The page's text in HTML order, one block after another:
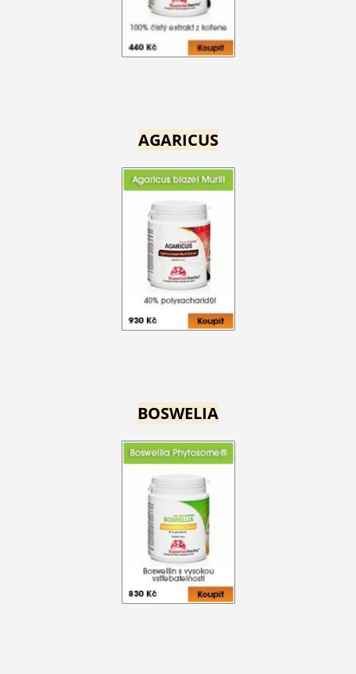
AGARICUS
BOSWELIA